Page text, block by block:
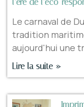
Le carnaval de
tradition
aujourd'hui une
Lire la suite »